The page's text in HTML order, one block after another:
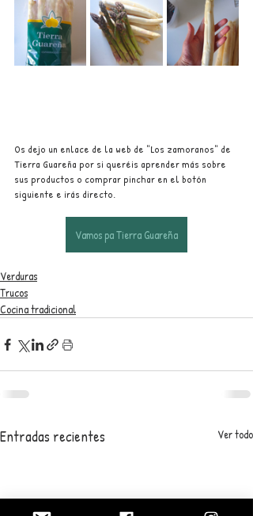
Os dejo un enlace de la web de "Los zamoranos" de
Tierra Guareña por si queréis aprender más sobre
sus productos o comprar pinchar en el botón
siguiente e irás directo.
Vamos pa Tierra Guareña
Verduras
Trucos
Cocina tradicional
Entradas recientes Ver todo